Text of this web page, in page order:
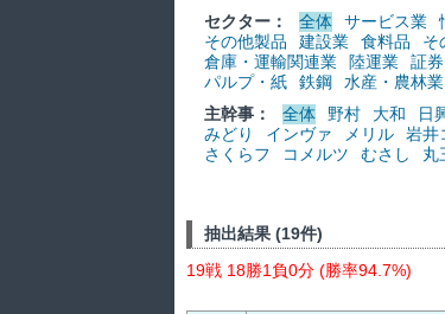
セクター：
全体 サービス業
その他製品
建設業 食料品 そ
倉庫・運輸関連業
陸運業 証
パルプ・紙
鉄鋼 水産・農林業
主幹事：
全体 野村 大和 日
みどり
インヴァ メリル 岩井
さくらフ
コメルツ むさし 丸
抽出結果 (19件)
19戦 18勝1負0分 (勝率94.7%)